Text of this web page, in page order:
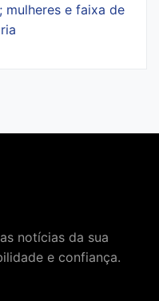
e faixa de
notícias da sua
e confiança.